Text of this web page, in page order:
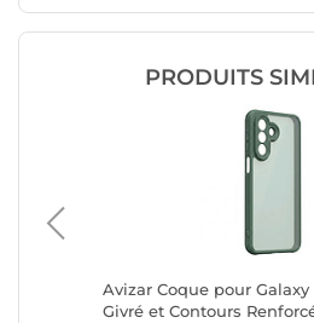
PRODUITS
Avizar Coque pour Galaxy
Givré et Contours